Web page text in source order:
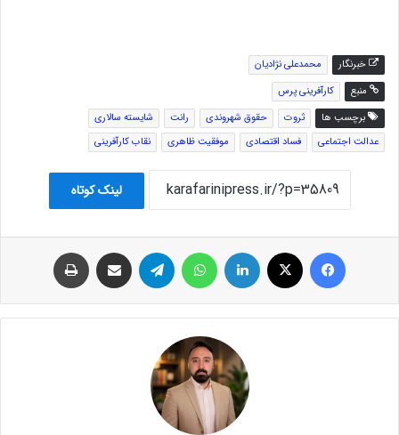
خبرنگار
محمدعلی نژادیان
منبع
کارآفرینی پرس
برچسب ها
ثروت حقوق شهروندی رانت
شایسته سالاری
عدالت اجتماعی
فساد اقتصادی موفقیت ظاهری نقاب کارآفرینی
لینک کوتاه
فیس بوک لینکدین تلگرام اشتراک گذاری از طریق ایمیل